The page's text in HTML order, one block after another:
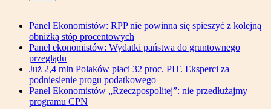
Panel Ekonomistów: RPP nie powinna się spieszyć z kolejną
obniżką stóp procentowych
Panel ekonomistów: Wydatki państwa do gruntownego
przeglądu
Już 2,4 mln Polaków płaci 32 proc. PIT. Eksperci za
podniesienie progu podatkowego
Panel Ekonomistów „Rzeczpospolitej”: nie przedłużajmy
programu CPN